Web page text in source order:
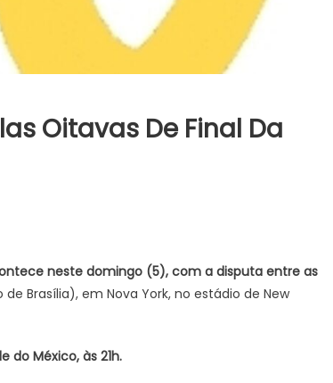
Oitavas De Final Da
neste domingo (5), com a disputa entre as
Brasília), em Nova York, no estádio de New
do México, às 21h.